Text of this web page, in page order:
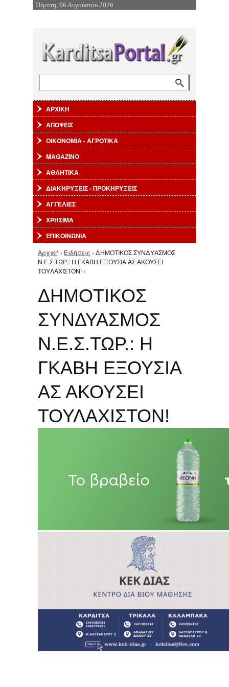
Επιστροφή στην Πλοήγηση
Πέμπτη, 06 Αυγούστου 2026
ΑΡΧΙΚΗ
ΑΠΟΨΕΙΣ
ΟΙΚΟΝΟΜΙΑ - ΑΓΡΟΤΙΚΑ
MAGAZINO
ΑΘΛΗΤΙΚΑ
ΔΙΑΚΗΡΥΞΕΙΣ - ΠΡΟΚΗΡΥΞΕΙΣ
ΑΓΓΕΛΙΕΣ
ΧΡΗΣΙΜΑ
ΕΠΙΚΟΙΝΩΝΙΑ
Είστε εδώ
Αρχική › Ειδήσεις › ΔΗΜΟΤΙΚΟΣ ΣΥΝΔΥΑΣΜΟΣ
Ν.Ε.Σ.ΤΩΡ.: Η ΓΚΑΒΗ ΕΞΟΥΣΙΑ ΑΣ ΑΚΟΥΣΕΙ
ΤΟΥΛΑΧΙΣΤΟΝ! ›
ΔΗΜΟΤΙΚΟΣ
ΣΥΝΔΥΑΣΜΟΣ
Ν.Ε.Σ.ΤΩΡ.: Η
ΓΚΑΒΗ ΕΞΟΥΣΙΑ
ΑΣ ΑΚΟΥΣΕΙ
ΤΟΥΛΑΧΙΣΤΟΝ!